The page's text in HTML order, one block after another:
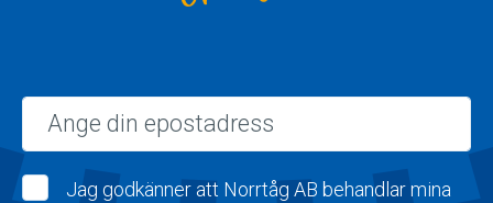
Jag godkänner att Norrtåg AB behandlar mina